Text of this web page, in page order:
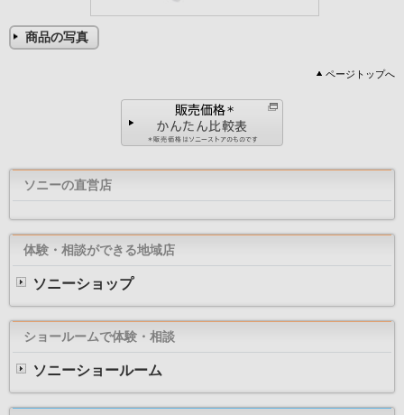
商品の写真
ページトップへ
ソニーの直営店
体験・相談ができる地域店
ソニーショップ
ショールームで体験・相談
ソニーショールーム